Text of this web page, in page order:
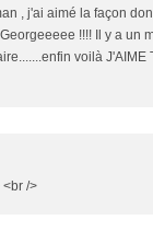
, j'ai aimé la façon
!!!! Il y a un
voilà J'AIME
<br />